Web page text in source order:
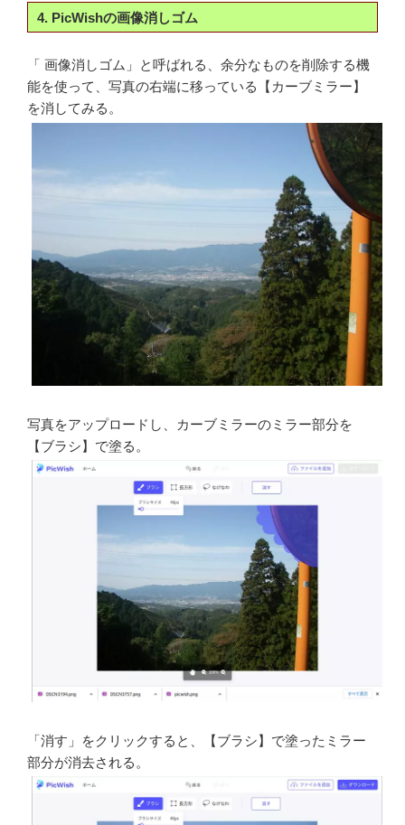
4. PicWishの画像消しゴム
「 画像消しゴム」と呼ばれる、余分なものを削除する機
能を使って、写真の右端に移っている【カーブミラー】
を消してみる。
写真をアップロードし、カーブミラーのミラー部分を
【ブラシ】で塗る。
「消す」をクリックすると、【ブラシ】で塗ったミラー
部分が消去される。